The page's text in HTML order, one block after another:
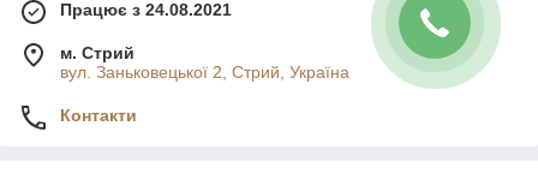
Працює з 24.08.2021
м. Стрий
вул. Заньковецької 2, Стрий, Україна
Контакти